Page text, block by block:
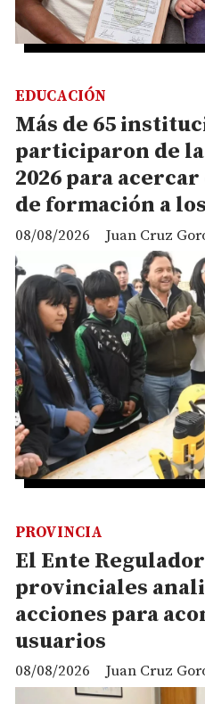
Más de 65
participaron de la
2026 para
de formación a
Juan Cruz
EDUCACIÓN
08/08/2026
El Ente
provinciales
acciones para
usuarios
Juan Cruz
PROVINCIA
08/08/2026